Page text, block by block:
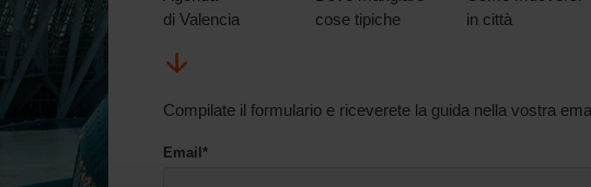
di Valencia
cose tipiche
in città
Compilate il formulario e riceverete la guida nella vostra
Email*